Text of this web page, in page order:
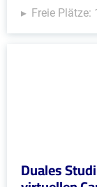
Freie Plätze:
Duales